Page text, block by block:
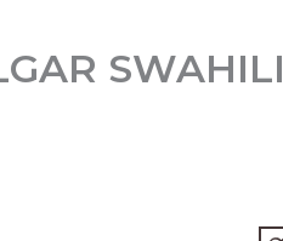
SWAHILI